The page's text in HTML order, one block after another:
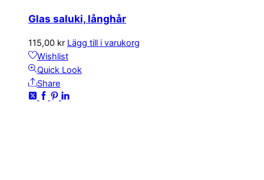
Glas saluki, långhår
115,00 kr Lägg till i varukorg
Wishlist
Quick Look
Share